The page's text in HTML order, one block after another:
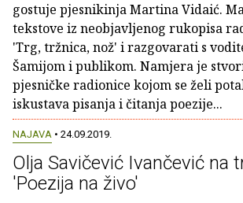
gostuje pjesnikinja Martina Vidaić.
tekstove iz neobjavljenog rukopisa
'Trg, tržnica, nož' i razgovarati s
Šamijom i publikom. Namjera je
pjesničke radionice kojom se želi
iskustava pisanja i čitanja poezije...
NAJAVA • 24.09.2019.
Olja Savičević Ivančević na
'Poezija na živo'